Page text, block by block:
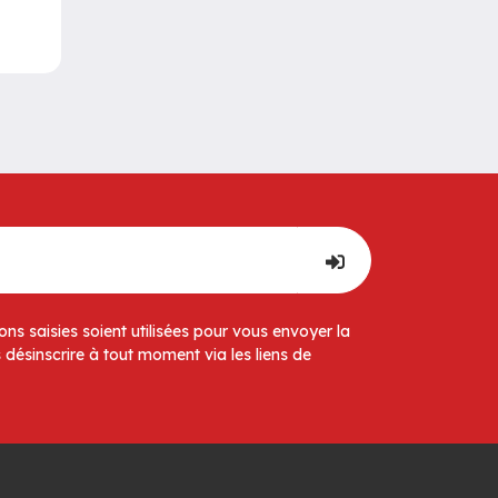
saisies soient utilisées pour vous envoyer la
à tout moment via les liens de